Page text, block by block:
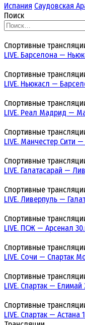
Испания Саудовская
Поиск
Search
for:
Спортивные
LIVE. Барселона —
Спортивные
LIVE. Ньюкасл —
Спортивные
LIVE. Реал Мадрид —
Спортивные
LIVE. Манчестер Сити
Спортивные
LIVE. Галатасарай —
Спортивные
LIVE. Ливерпуль —
Спортивные
LIVE. ПСЖ — Арсенал
Спортивные
LIVE. Сочи — Спартак
Спортивные
LIVE. Спартак —
Спортивные
LIVE. Спартак —